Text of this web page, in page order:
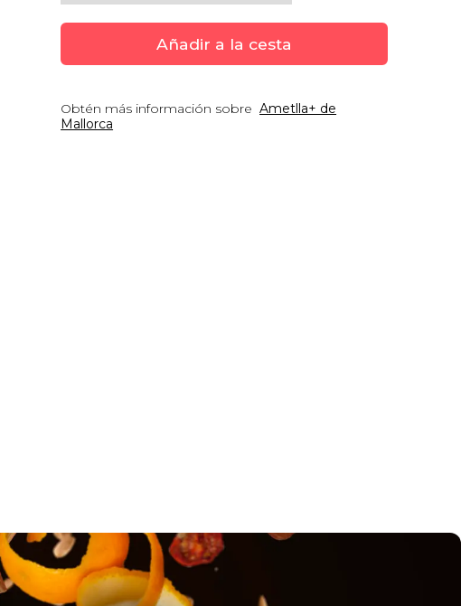
Añadir a la cesta
Obtén más información sobre Ametlla+ de
Mallorca